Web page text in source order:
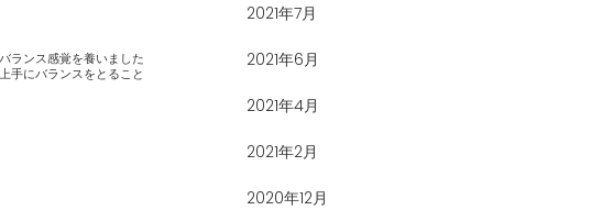
2021年7月
2021年6月
2021年4月
2021年2月
2020年12月